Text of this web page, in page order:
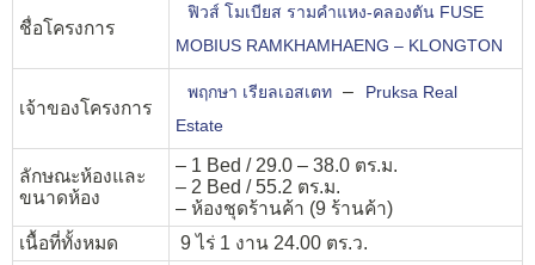
ชื่อโครงการ
ฟิวส์ โมเบียส รามคำแหง-คลองตัน FUSE
MOBIUS RAMKHAMHAENG – KLONGTON
เจ้าของโครงการ
พฤกษา เรียลเอสเตท –
Pruksa Real
Estate
ลักษณะห้องและ
ขนาดห้อง
– 1 Bed / 29.0 – 38.0 ตร.ม.
– 2 Bed / 55.2 ตร.ม.
– ห้องชุดร้านค้า (9 ร้านค้า)
เนื้อที่ทั้งหมด
9 ไร่ 1 งาน 24.00 ตร.ว.